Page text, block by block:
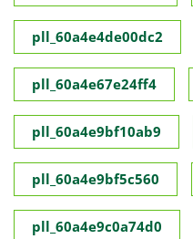
pll_60a4e4de00dc2
pll_60a4e67e24ff4
pll_60a4e9bf10ab9
pll_60a4e9bf5c560
pll_60a4e9c0a74d0